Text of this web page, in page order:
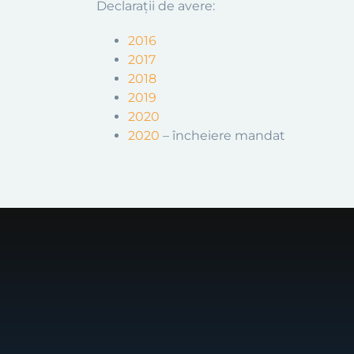
Declarații de avere:
2016
2017
2018
2019
2020
2020 – încheiere mandat